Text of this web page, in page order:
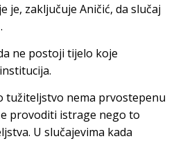
je, zaključuje Aničić, da slučaj
ne postoji tijelo koje
tužiteljstvo nema prvostepenu
provoditi istrage nego to
U slučajevima kada